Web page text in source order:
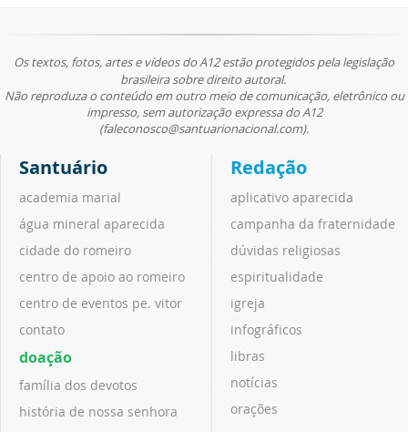
Os textos, fotos, artes e vídeos do A12 estão protegidos pela legislação
brasileira sobre direito autoral.
Não reproduza o conteúdo em outro meio de comunicação, eletrônico ou
impresso, sem autorização expressa do A12
(faleconosco@santuarionacional.com).
Santuário
academia marial
água mineral aparecida
cidade do romeiro
centro de apoio ao romeiro
centro de eventos pe. vitor
contato
doação
família dos devotos
história de nossa senhora
Redação
aplicativo aparecida
campanha da fraternidade
dúvidas religiosas
espiritualidade
igreja
infográficos
libras
notícias
orações